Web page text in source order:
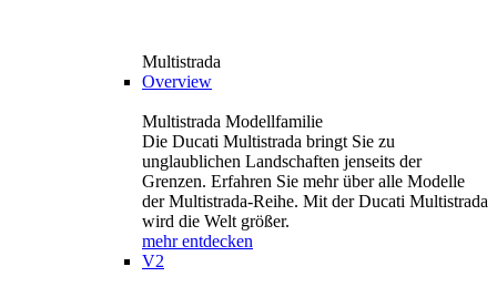
Multistrada
Overview
Multistrada Modellfamilie
Die Ducati Multistrada bringt Sie zu
unglaublichen Landschaften jenseits der
Grenzen. Erfahren Sie mehr über alle Modelle
der Multistrada-Reihe. Mit der Ducati Multistrada
wird die Welt größer.
mehr entdecken
V2